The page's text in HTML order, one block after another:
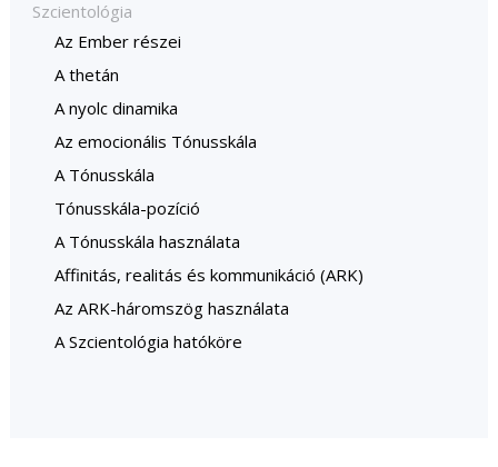
Szcientológia
Az Ember részei
A thetán
A nyolc dinamika
Az emocionális Tónusskála
A Tónusskála
Tónusskála-pozíció
A Tónusskála használata
Affinitás, realitás és kommunikáció (ARK)
Az ARK-háromszög használata
A Szcientológia hatóköre